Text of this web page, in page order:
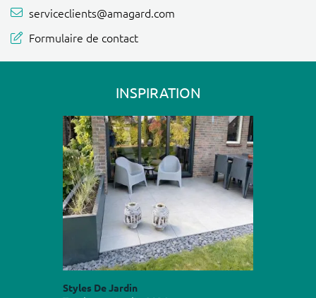
serviceclients@amagard.com
Formulaire de contact
INSPIRATION
Styles De Jardin